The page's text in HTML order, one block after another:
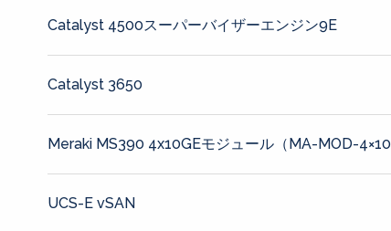
Catalyst 4500スーパーバイザーエンジン9E
Catalyst 3650
Meraki MS390 4x10GEモジュール（MA-MOD-4×10
UCS-E vSAN